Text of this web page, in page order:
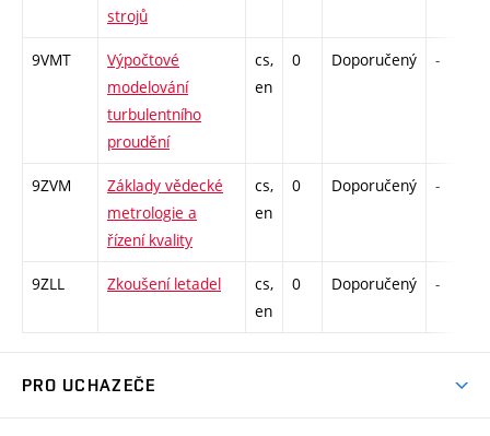
strojů
9VMT
Výpočtové
modelování
turbulentního
proudění
cs,
en
0 Doporučený -
9ZVM
Základy vědecké
metrologie a
řízení kvality
cs,
en
0 Doporučený -
9ZLL Zkoušení letadel
cs,
en
0 Doporučený -
PRO UCHAZEČE